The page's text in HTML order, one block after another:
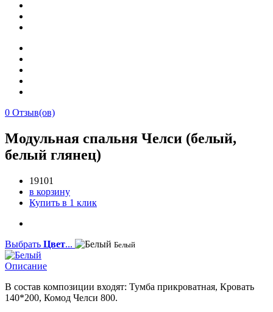
0 Отзыв(ов)
Модульная спальня Челси (белый,
белый глянец)
19101
в корзину
Купить в 1 клик
Выбрать Цвет... Белый
Описание
В состав композиции входят: Тумба прикроватная, Кровать
140*200, Комод Челси 800.